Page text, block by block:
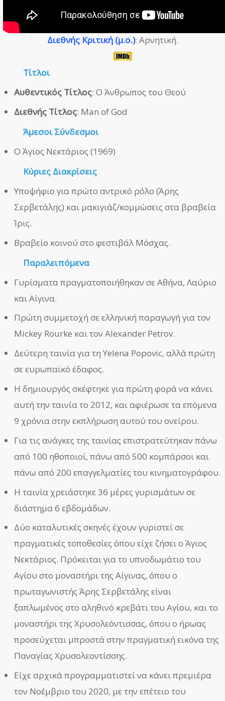
Διεθνής Κριτική (μ.ο.): Αρνητική.
Τίτλοι
Αυθεντικός Τίτλος: Ο Άνθρωπος του Θεού
Διεθνής Τίτλος: Man of God
Άμεσοι Σύνδεσμοι
Ο Άγιος Νεκτάριος (1969)
Κύριες Διακρίσεις
Υποψήφιο για πρώτο αντρικό ρόλο (Άρης
Σερβετάλης) και μακιγιάζ/κομμώσεις στα βραβεία
Ίρις.
Βραβείο κοινού στο φεστιβάλ Μόσχας.
Παραλειπόμενα
Γυρίσματα πραγματοποιήθηκαν σε Αθήνα, Λαύριο
και Αίγινα.
Πρώτη συμμετοχή σε ελληνική παραγωγή για τον
Mickey Rourke και τον Alexander Petrov.
Δεύτερη ταινία για τη Yelena Popovic, αλλά πρώτη
σε ευρωπαϊκό έδαφος.
Η δημιουργός σκέφτηκε για πρώτη φορά να κάνει
αυτή την ταινία το 2012, και αφιέρωσε τα επόμενα
9 χρόνια στην εκπλήρωση αυτού του ονείρου.
Για τις ανάγκες της ταινίας επιστρατεύτηκαν πάνω
από 100 ηθοποιοί, πάνω από 500 κομπάρσοι και
πάνω από 200 επαγγελματίες του κινηματογράφου.
Η ταινία χρειάστηκε 36 μέρες γυρισμάτων σε
διάστημα 6 εβδομάδων.
Δύο καταλυτικές σκηνές έχουν γυριστεί σε
πραγματικές τοποθεσίες όπου είχε ζήσει ο Άγιος
Νεκτάριος. Πρόκειται για το υπνοδωμάτιο του
Αγίου στο μοναστήρι της Αίγινας, όπου ο
πρωταγωνιστής Άρης Σερβετάλης είναι
ξαπλωμένος στο αληθινό κρεβάτι του Αγίου, και το
μοναστήρι της Χρυσολεόντισσας, όπου ο ήρωας
προσεύχεται μπροστά στην πραγματική εικόνα της
Παναγίας Χρυσολεοντίσσης.
Είχε αρχικά προγραμματιστεί να κάνει πρεμιέρα
τον Νοέμβριο του 2020, με την επέτειο του